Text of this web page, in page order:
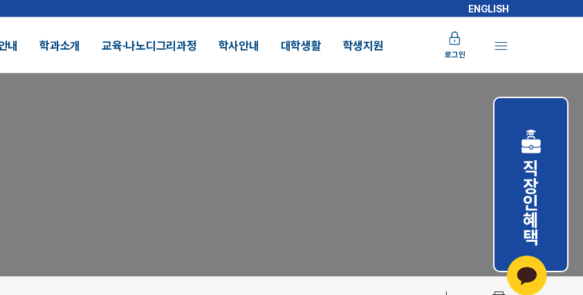
ENGLISH
내 학과소개 교육∙나노디그리과정 학사안내 대학생활 학생지원
로그인
직장인혜택